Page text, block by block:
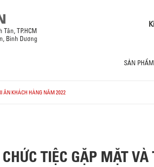
Tân, TP.HCM
Bình Dương
SẢN PHẨM
ÂN KHÁCH HÀNG NĂM 2022
TIỆC GẶP MẶT